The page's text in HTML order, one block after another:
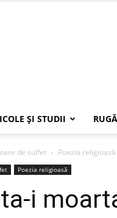
ŞI STUDII
de sulfet Poezia religioasă
Poezia religioasă
i